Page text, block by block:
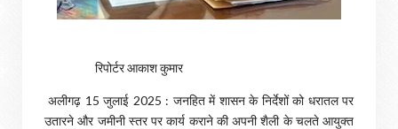
रिपोर्टर आकाश कुमार
अलीगढ़ 15 जुलाई 2025 : जनहित में शासन के निर्देशों को धरातल पर
उतारने और जमीनी स्तर पर कार्य कराने की अपनी शैली के चलते आयुक्त